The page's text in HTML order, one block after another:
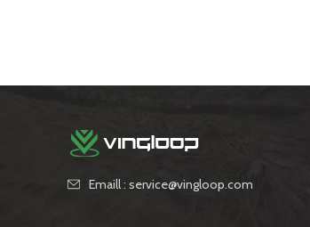
Emaill : service@vingloop.com